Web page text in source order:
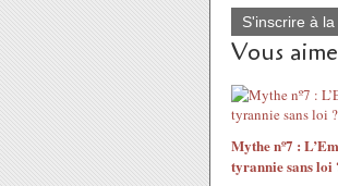
S'inscrire à
Vous
Mythe nº7 :
tyrannie sans loi